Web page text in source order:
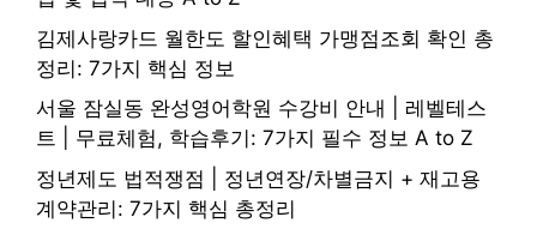
김제사랑카드 월한도 할인혜택 가맹점조회 확인 총
정리: 7가지 핵심 정보
서울 잠실동 완성영어학원 수강비 안내 | 레벨테스
트 | 무료체험, 학습후기: 7가지 필수 정보 A to Z
정년제도 법적쟁점 | 정년연장/차별금지 + 재고용
계약관리: 7가지 핵심 총정리